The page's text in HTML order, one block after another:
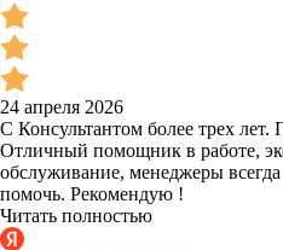
24 апреля 2026
С Консультантом более трех
Отличный помощник в работе,
обслуживание, менеджеры всегда
помочь. Рекомендую !
Читать полностью